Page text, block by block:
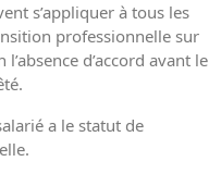
s’appliquer à tous les
professionnelle sur
d’accord avant le
a le statut de